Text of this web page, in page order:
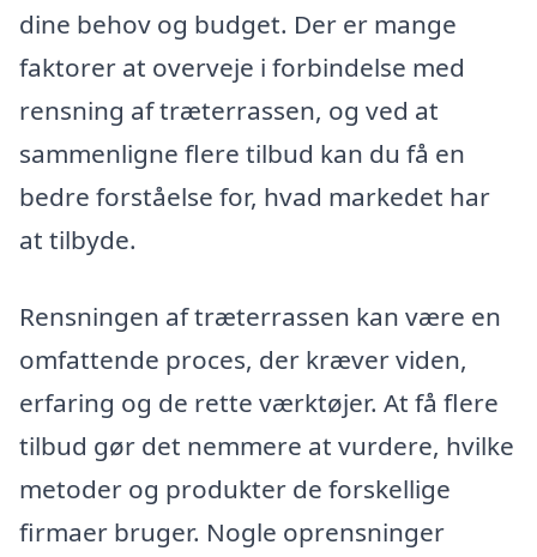
dine behov og budget. Der er mange
faktorer at overveje i forbindelse med
rensning af træterrassen, og ved at
sammenligne flere tilbud kan du få en
bedre forståelse for, hvad markedet har
at tilbyde.
Rensningen af træterrassen kan være en
omfattende proces, der kræver viden,
erfaring og de rette værktøjer. At få flere
tilbud gør det nemmere at vurdere, hvilke
metoder og produkter de forskellige
firmaer bruger. Nogle oprensninger